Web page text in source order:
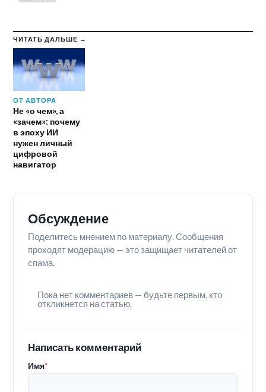
ЧИТАТЬ ДАЛЬШЕ →
ОТ АВТОРА
Не «о чем», а
«зачем»: почему
в эпоху ИИ
нужен личный
цифровой
навигатор
Обсуждение
Поделитесь мнением по материалу. Сообщения
проходят модерацию — это защищает читателей от
спама.
Пока нет комментариев — будьте первым, кто
откликнется на статью.
Написать комментарий
Имя*